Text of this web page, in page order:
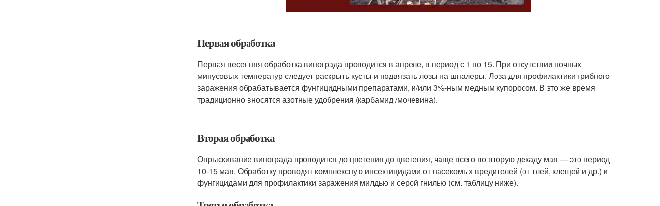
Первая обработка
Первая весенняя обработка винограда проводится в апреле, в период с 1 по 15. При отсутствии ночных
минусовых температур следует раскрыть кусты и подвязать лозы на шпалеры. Лоза для профилактики грибного
заражения обрабатывается фунгицидными препаратами, и/или 3%-ным медным купоросом. В это же время
традиционно вносятся азотные удобрения (карбамид /мочевина).
Вторая обработка
Опрыскивание винограда проводится до цветения до цветения, чаще всего во вторую декаду мая — это период
10-15 мая. Обработку проводят комплексную инсектицидами от насекомых вредителей (от тлей, клещей и др.) и
фунгицидами для профилактики заражения милдью и серой гнилью (см. таблицу ниже).